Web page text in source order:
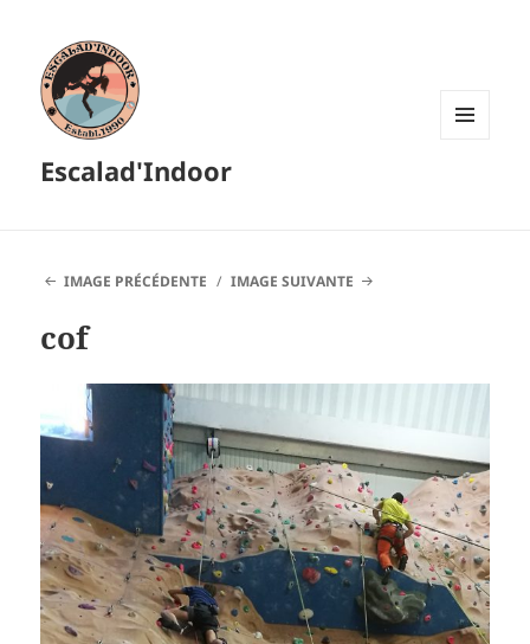
Escalad'Indoor
IMAGE PRÉCÉDENTE IMAGE SUIVANTE
cof